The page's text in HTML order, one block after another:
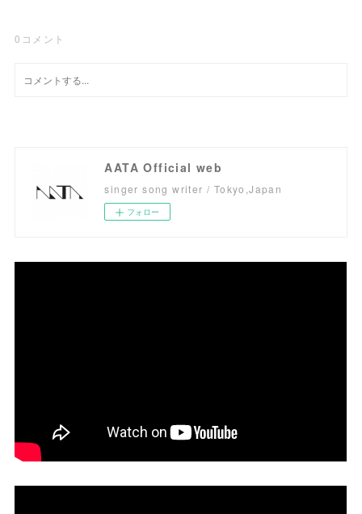
0 コメント
AATA Official web
singer song writer / Tokyo,Japan
フォロー